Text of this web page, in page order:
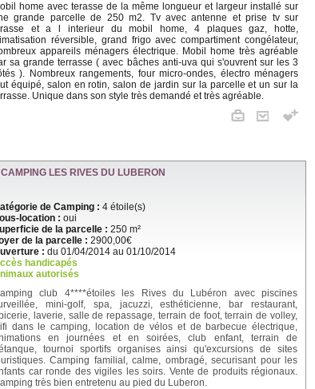
home avec terasse de la même longueur et largeur installé sur
grande parcelle de 250 m2. Tv avec antenne et prise tv sur
et a l interieur du mobil home, 4 plaques gaz, hotte,
réversible, grand frigo avec compartiment congélateur,
appareils ménagers électrique. Mobil home très agréable
sa grande terrasse ( avec bâches anti-uva qui s'ouvrent sur les 3
). Nombreux rangements, four micro-ondes, électro ménagers
équipé, salon en rotin, salon de jardin sur la parcelle et un sur la
Unique dans son style très demandé et très agréable.
LES RIVES DU LUBERON
de Camping : 4 étoile(s)
location : oui
de la parcelle : 250 m²
de la parcelle : 2900,00€
: du 01/04/2014 au 01/10/2014
handicapés
autorisés
club 4****étoiles les Rives du Lubéron avec piscines
mini-golf, spa, jacuzzi, esthéticienne, bar restaurant,
laverie, salle de repassage, terrain de foot, terrain de volley,
dans le camping, location de vélos et de barbecue électrique,
en journées et en soirées, club enfant, terrain de
tournoi sportifs organises ainsi qu'excursions de sites
Camping familial, calme, ombragé, securisant pour les
car ronde des vigiles les soirs. Vente de produits régionaux.
très bien entretenu au pied du Luberon.